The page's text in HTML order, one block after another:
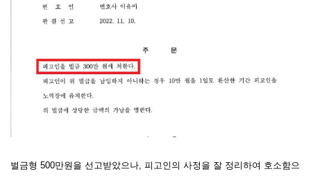
벌금형 500만원을 선고받았으나, 피고인의 사정을 잘 정리하여 호소함으